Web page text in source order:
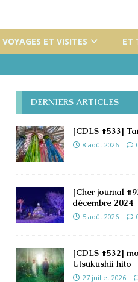
VOYAGES ET VISITES ET
DERNIERS ARTICLES
[CDLS #533]
8 août 2026
[Cher journal
décembre 2024
5 août 2026
[CDLS #532]
Utsukushii hito
27 juillet 2026